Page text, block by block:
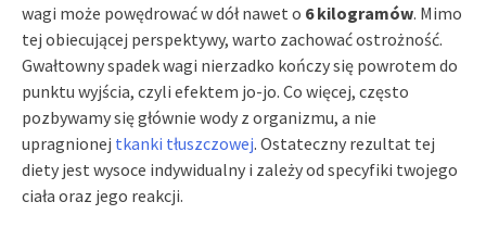
wagi może powędrować w dół nawet o 6 kilogramów. Mimo
tej obiecującej perspektywy, warto zachować ostrożność.
Gwałtowny spadek wagi nierzadko kończy się powrotem do
punktu wyjścia, czyli efektem jo-jo. Co więcej, często
pozbywamy się głównie wody z organizmu, a nie
upragnionej tkanki tłuszczowej. Ostateczny rezultat tej
diety jest wysoce indywidualny i zależy od specyfiki twojego
ciała oraz jego reakcji.